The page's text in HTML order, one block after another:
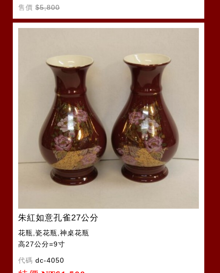
售價 $5,800
朱紅如意孔雀27公分
花瓶,瓷花瓶,神桌花瓶
高27公分=9寸
代碼 dc-4050